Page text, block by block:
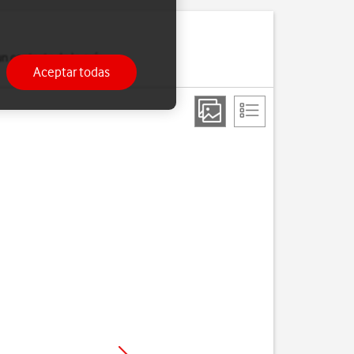
contacto de la guía,
Aceptar todas